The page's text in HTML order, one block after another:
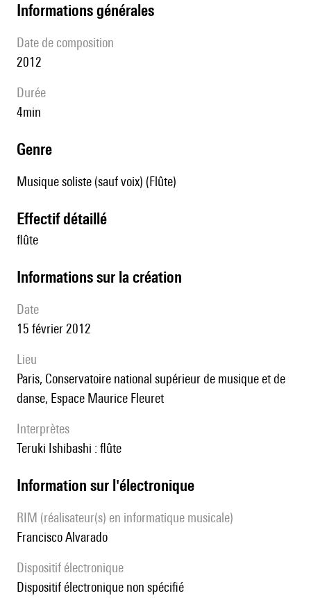
informations générales
date de composition
2012
durée
4min
genre
Musique soliste (sauf voix) (Flûte)
effectif détaillé
flûte
informations sur la création
date
15 février 2012
lieu
Paris, Conservatoire national supérieur de musique et de
danse, Espace Maurice Fleuret
interprètes
Teruki Ishibashi : flûte
Information sur l'électronique
RIM (réalisateur(s) en informatique musicale)
Francisco Alvarado
Dispositif électronique
dispositif électronique non spécifié